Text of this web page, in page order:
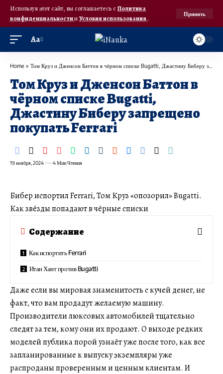
Используя этот сайт, вы соглашаетесь с Политика
конфиденциальностииУсловия использования.
Принять
Аа
Home » Том Круз и Дженсон Баттон в чёрном списке Bugatti, Джастину Биберу запрещено покупать Ferrari
Том Круз и Дженсон Баттон в
чёрном списке Bugatti,
Джастину Биберу запрещено
покупать Ferrari
19 ноября, 2024 4 Мин Чтения
Бибер испортил Ferrari, Том Круз «опозорил» Bugatti.
Как звёзды попадают в чёрные списки
Содержание
Как испортить Ferrari
Итан Хант против Bugatti
Даже если вы мировая знаменитость с кучей денег, не
факт, что вам продадут желаемую машину.
Производители люксовых автомобилей тщательно
следят за тем, кому они их продают. О выходе редких
моделей публика порой узнаёт уже после того, как все
запланированные к выпуску экземпляры уже
распроданы проверенным и ценным клиентам. И